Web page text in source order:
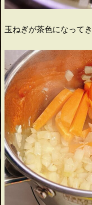
玉ねぎが茶色になって